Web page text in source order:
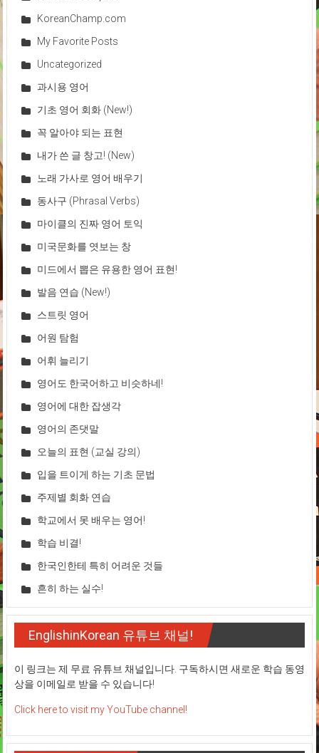
KoreanChamp.com
My Favorite Posts
Uncategorized
과시용 영어
기초 영어 회화 (New!)
꼭 알아야 되는 표현
내가 쓴 글 창고! (New)
노래 가사로 영어 배우기
동사구 (Phrasal Verbs)
마이클의 진짜 영어 토익
미국문화를 엿보는 창
미드에서 뽑은 유용한 영어 표현!
발음 연습 (New!)
스트릿 영어
어원 탐험
어휘 늘리기
영어도 한국어하고 비슷하네!
영어에 대한 잡생각
영어의 존댓말
오늘의 표현 (교실 강의)
입을 트이게 하는 기초 문법
주제별 회화 연습
학교에서 못 배우는 영어!
학습 비결!
한국인한테 특히 어려운 것들
흔히 하는 실수!
EnglishinKorean 유튜브 채널!
이 링크는 제 무료 유튜브 채널입니다. 구독하시면 새로운 학습 동영
상을 이메일로 받을 수 있습니다!
Click here to visit my YouTube channel!